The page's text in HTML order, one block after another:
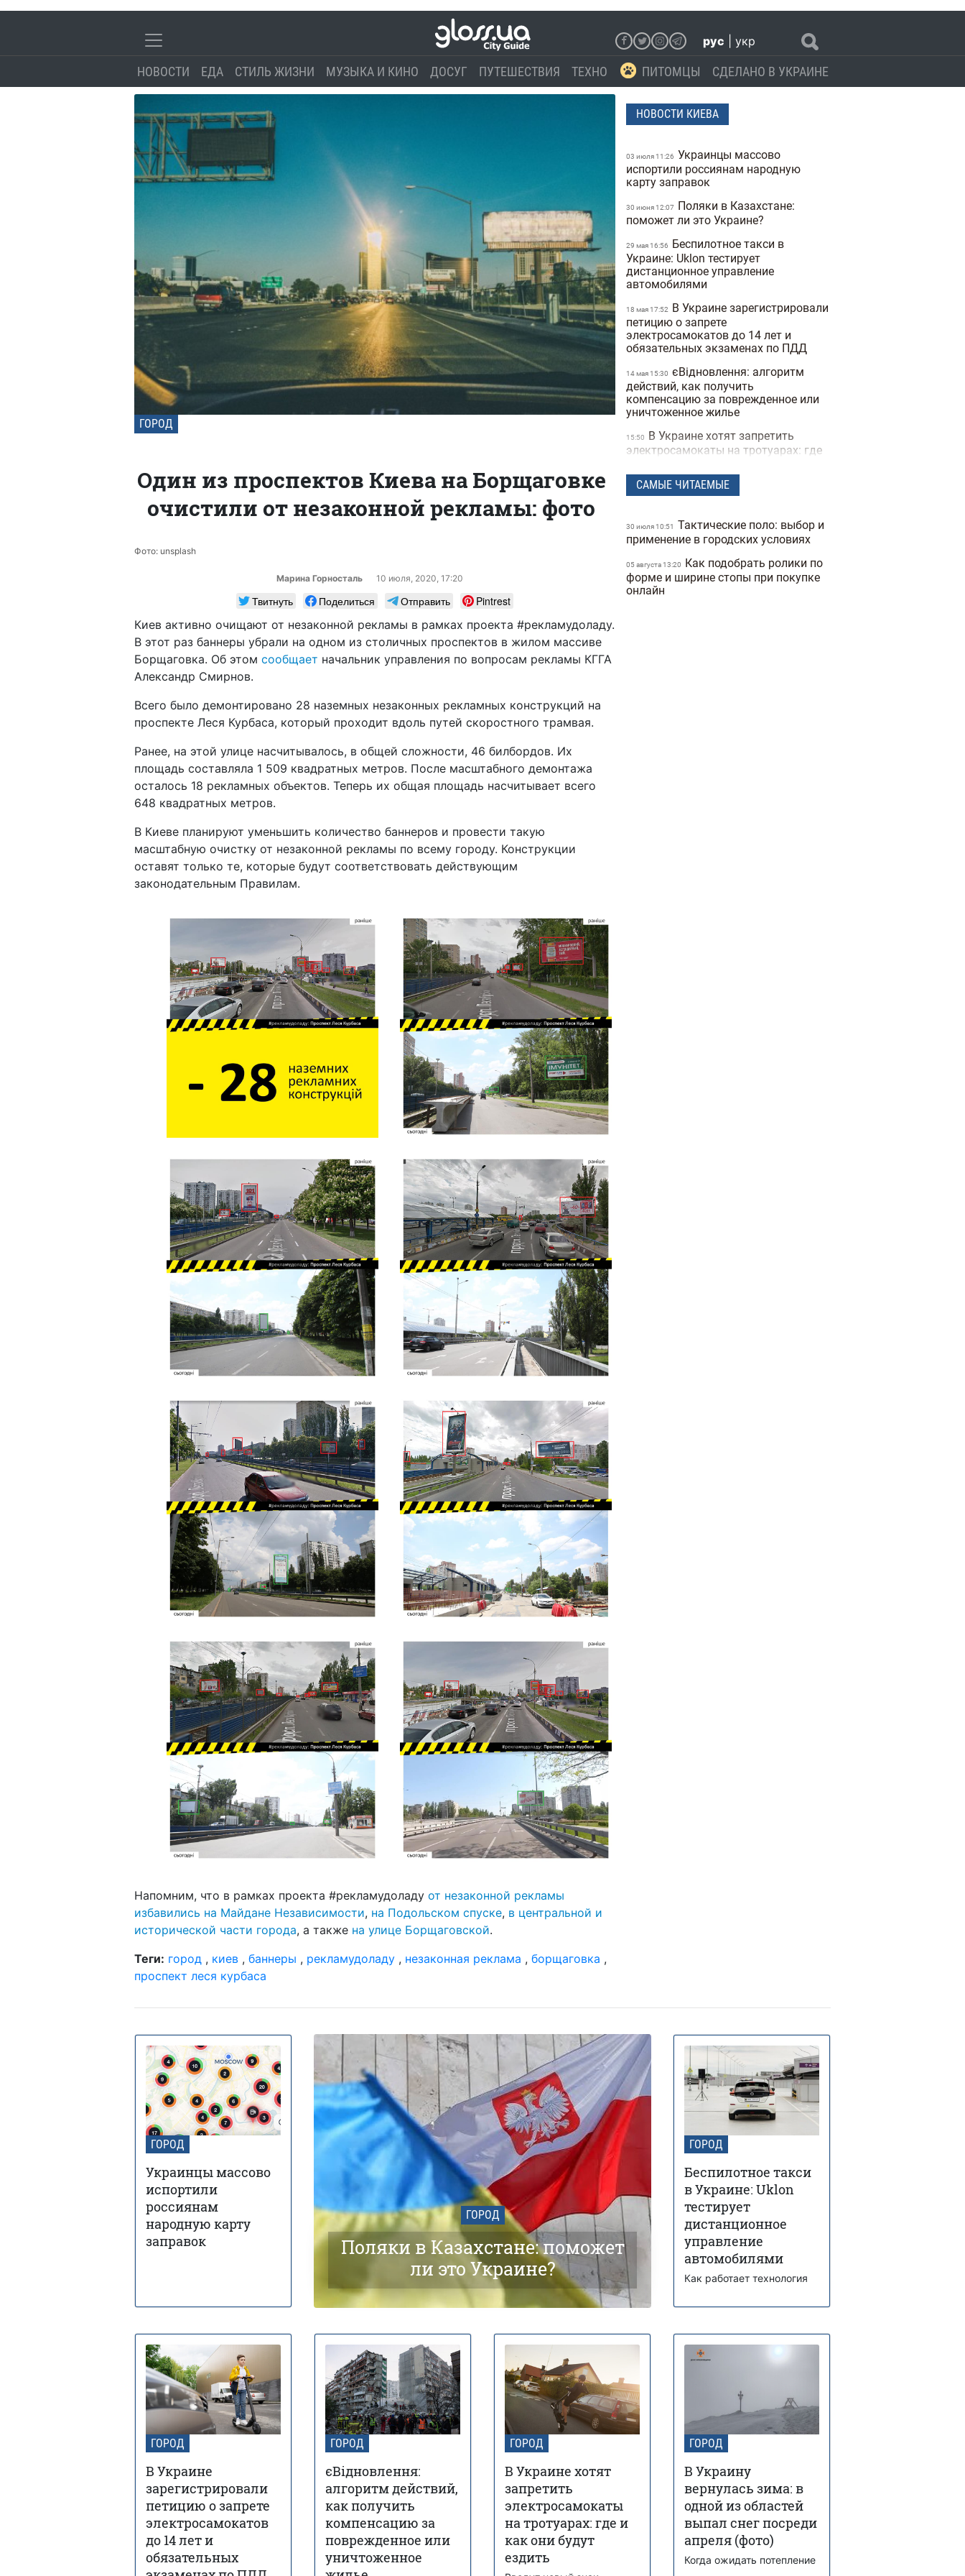
рус укр
НОВОСТИ ЕДА СТИЛЬ ЖИЗНИ МУЗЫКА И КИНО ДОСУГ ПУТЕШЕСТВИЯ ТЕХНО ПИТОМЦЫ СДЕЛАНО В УКРАИНЕ
ГОРОД
Один из проспектов Киева на Борщаговке
очистили от незаконной рекламы: фото
Фото: unsplash
Марина Горносталь 10 июля, 2020, 17:20
Твитнуть Поделиться Отправить
Pintrest
Киев активно очищают от незаконной рекламы в рамках проекта #рекламудоладу.
В этот раз баннеры убрали на одном из столичных проспектов в жилом массиве
Борщаговка. Об этом сообщает начальник управления по вопросам рекламы КГГА
Александр Смирнов.
Всего было демонтировано 28 наземных незаконных рекламных конструкций на
проспекте Леся Курбаса, который проходит вдоль путей скоростного трамвая.
Ранее, на этой улице насчитывалось, в общей сложности, 46 билбордов. Их
площадь составляла 1 509 квадратных метров. После масштабного демонтажа
осталось 18 рекламных объектов. Теперь их общая площадь насчитывает всего
648 квадратных метров.
В Киеве планируют уменьшить количество баннеров и провести такую
масштабную очистку от незаконной рекламы по всему городу. Конструкции
оставят только те, которые будут соответствовать действующим
законодательным Правилам.
Напомним, что в рамках проекта #рекламудоладу от незаконной рекламы
избавились на Майдане Независимости, на Подольском спуске, в центральной и
исторической части города, а также на улице Борщаговской.
Теги: город , киев , баннеры , рекламудоладу , незаконная реклама , борщаговка ,
проспект леся курбаса
НОВОСТИ КИЕВА
03 июля 11:26 Украинцы массово
испортили россиянам народную
карту заправок
30 июня 12:07
Поляки в Казахстане:
поможет ли это Украине?
29 мая 16:56
Беспилотное такси в
Украине: Uklon тестирует
дистанционное управление
автомобилями
18 мая 17:52
В Украине зарегистрировали
петицию о запрете
электросамокатов до 14 лет и
обязательных экзаменах по ПДД
14 мая 15:30 єВідновлення: алгоритм
действий, как получить
компенсацию за поврежденное или
уничтоженное жилье
15:50
В Украине хотят запретить
электросамокаты на тротуарах: где
21 апреля 17:53 В Украину вернулась зима:
25 февраля 19:41 Спрос на квартиры в
на стоимость недвижимости
25 февраля 18:21
САМЫЕ ЧИТАЕМЫЕ
30 июля 10:51
Тактические поло: выбор и
применение в городских условиях
05 августа 13:20
Как подобрать ролики по
форме и ширине стопы при покупке
онлайн
ГОРОД
Украинцы массово
испортили
россиянам
народную карту
заправок
ГОРОД
Поляки в Казахстане: поможет
ли это Украине?
ГОРОД
Беспилотное такси
в Украине: Uklon
тестирует
дистанционное
управление
автомобилями
Как работает технология
ГОРОД
В Украине
зарегистрировали
петицию о запрете
электросамокатов
до 14 лет и
обязательных
ГОРОД
єВідновлення:
алгоритм действий,
как получить
компенсацию за
поврежденное или
уничтоженное
ГОРОД
В Украине хотят
запретить
электросамокаты
на тротуарах: где и
как они будут
ездить
ГОРОД
В Украину
вернулась зима: в
одной из областей
выпал снег посреди
апреля (фото)
Когда ожидать потепление